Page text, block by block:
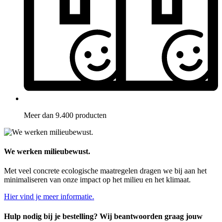
Meer dan 9.400 producten
We werken milieubewust.
Met veel concrete ecologische maatregelen dragen we bij aan het
minimaliseren van onze impact op het milieu en het klimaat.
Hier vind je meer informatie.
Hulp nodig bij je bestelling? Wij beantwoorden graag jouw